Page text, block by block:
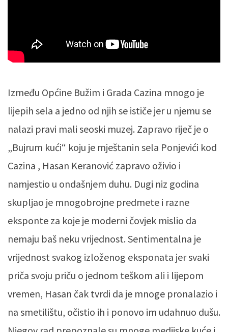
Između Općine Bužim i Grada Cazina mnogo je
lijepih sela a jedno od njih se ističe jer u njemu se
nalazi pravi mali seoski muzej. Zapravo riječ je o
„Bujrum kući“ koju je mještanin sela Ponjevići kod
Cazina , Hasan Keranović zapravo oživio i
namjestio u ondašnjem duhu. Dugi niz godina
skupljao je mnogobrojne predmete i razne
eksponte za koje je moderni čovjek mislio da
nemaju baš neku vrijednost. Sentimentalna je
vrijednost svakog izloženog eksponata jer svaki
priča svoju priču o jednom teškom ali i lijepom
vremen, Hasan čak tvrdi da je mnoge pronalazio i
na smetilištu, očistio ih i ponovo im udahnuo dušu.